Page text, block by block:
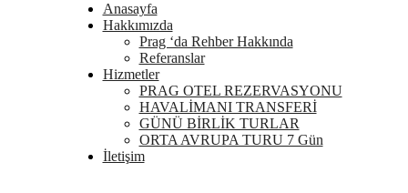
Anasayfa
Hakkımızda
Prag ‘da Rehber Hakkında
Referanslar
Hizmetler
PRAG OTEL REZERVASYONU
HAVALİMANI TRANSFERİ
GÜNÜ BİRLİK TURLAR
ORTA AVRUPA TURU 7 Gün
İletişim